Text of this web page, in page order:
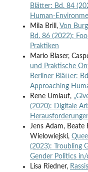
Blätter: Bd. 84
Human-
Mila Brill, Von
Bd. 86 (2022):
Praktiken
Mario Blaser,
und Praktische
Berliner Blätter:
Approaching
Rene Umlauf,
(2020): Digitale
Jens Adam, Beate
Wielowiejski,
(2023): Troubling
Gender Politics
Lisa Riedner,